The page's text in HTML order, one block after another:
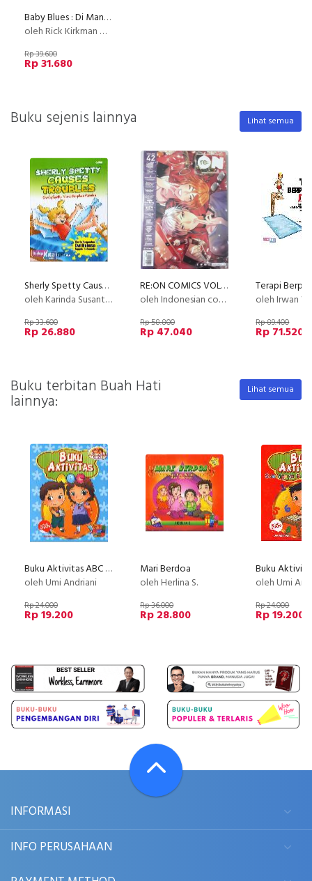
Baby Blues : Di Mana Zoe?
oleh Rick Kirkman & Jerry Scott
Rp 39.600
Rp 31.680
Buku sejenis lainnya Lihat semua
Sherly Spetty Causes Troubles - Sherly Spetty, Nama Penyebab Masalah
oleh Karinda Susanto, 11 Tahun
Rp 33.600
Rp 26.880
RE:ON COMICS VOL. 42 PERIODICAL COMICS COMPILATION
oleh Indonesian comics compilation
Rp 58.800
Rp 47.040
oleh Irwan
Rp 89.400
Rp 71.520
Buku terbitan Buah Hati
lainnya:
Lihat semua
Buku Aktivitas ABC Candy Mandy
oleh Umi Andriani
Rp 24.000
Rp 19.200
Mari Berdoa
oleh Herlina S.
Rp 36.000
Rp 28.800
oleh Umi
Rp 24.000
Rp 19.200
INFORMASI
INFO PERUSAHAAN